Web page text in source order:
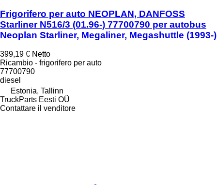
Frigorifero per auto NEOPLAN, DANFOSS
Starliner N516/3 (01.96-) 77700790 per autobus
Neoplan Starliner, Megaliner, Megashuttle (1993-)
399,19 € Netto
Ricambio - frigorifero per auto
77700790
diesel
Estonia, Tallinn
TruckParts Eesti OÜ
Contattare il venditore